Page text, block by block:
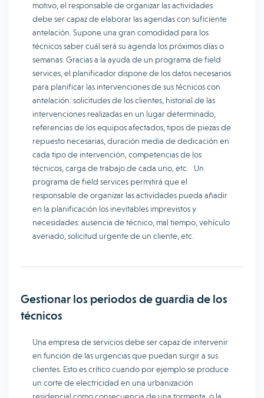
motivo, el responsable de organizar las actividades
debe ser capaz de elaborar las agendas con suficiente
antelación. Supone una gran comodidad para los
técnicos saber cuál será su agenda los próximos días o
semanas. Gracias a la ayuda de un programa de field
services, el planificador dispone de los datos necesarios
para planificar las intervenciones de sus técnicos con
antelación: solicitudes de los clientes, historial de las
intervenciones realizadas en un lugar determinado,
referencias de los equipos afectados, tipos de piezas de
repuesto necesarias, duración media de dedicación en
cada tipo de intervención, competencias de los
técnicos, carga de trabajo de cada uno, etc. Un
programa de field services permitirá que el
responsable de organizar las actividades pueda añadir
en la planificación los inevitables imprevistos y
necesidades: ausencia de técnico, mal tiempo, vehículo
averiado, solicitud urgente de un cliente, etc.
Gestionar los periodos de guardia de los
técnicos
Una empresa de servicios debe ser capaz de intervenir
en función de las urgencias que puedan surgir a sus
clientes. Esto es crítico cuando por ejemplo se produce
un corte de electricidad en una urbanización